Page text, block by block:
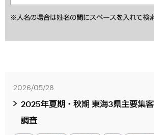
※人名の場合は姓名の間にスペースを入れて検
2026/05/28
2025年夏期・秋期 東海3県主要集
調査